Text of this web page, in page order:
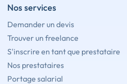
Nos services
Demander un devis
Trouver un freelance
S'inscrire en tant que prestataire
Nos prestataires
Portage salarial